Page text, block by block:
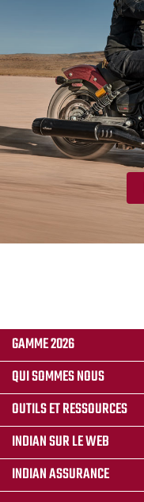
GAMME 2026
QUI SOMMES NOUS
OUTILS ET RESSOURCES
INDIAN SUR LE WEB
INDIAN ASSURANCE